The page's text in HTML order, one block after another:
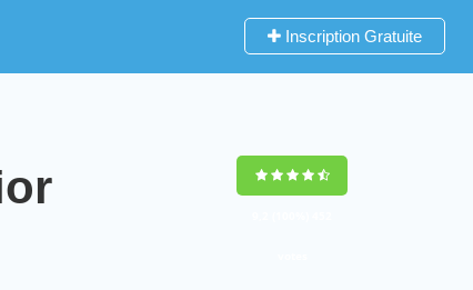
Inscription Gratuite